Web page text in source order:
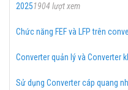
20251904 lượt xem
Chức năng FEF và LFP trên
Converter quản lý và Converter
Sử dụng Converter cáp quang